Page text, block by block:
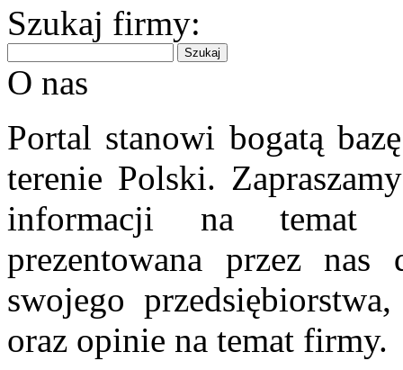
Szukaj firmy:
O nas
Portal stanowi bogatą
terenie Polski.
informacji na temat
prezentowana przez nas
swojego
oraz opinie na temat firmy.